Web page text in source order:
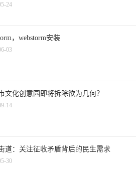
24
，webstorm安装
03
文化创意园即将拆除欲为几何？
14
道：关注征收矛盾背后的民生需求
30